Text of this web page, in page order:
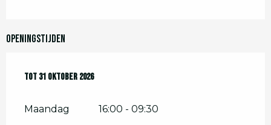
Openingstijden
Vanaf7 maart 2026tot
Tot 31 oktober 2026
Maandag 16:00 - 09:30